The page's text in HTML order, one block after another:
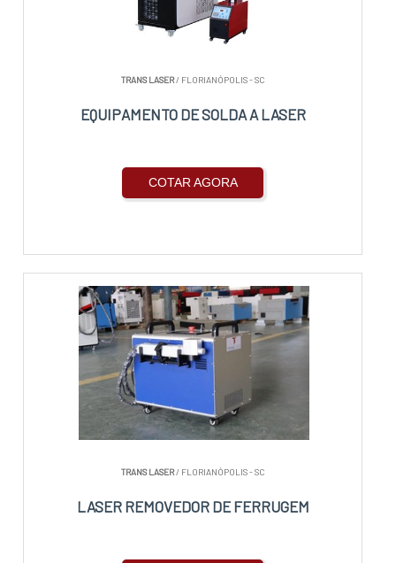
TRANS LASER/ FLORIANÓPOLIS - SC
EQUIPAMENTO DE SOLDA A LASER
COTAR AGORA
TRANS LASER/ FLORIANÓPOLIS - SC
LASER REMOVEDOR DE FERRUGEM